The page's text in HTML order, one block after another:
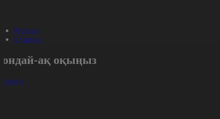
#Қоғам
#Aqparat
ақ оқыңыз